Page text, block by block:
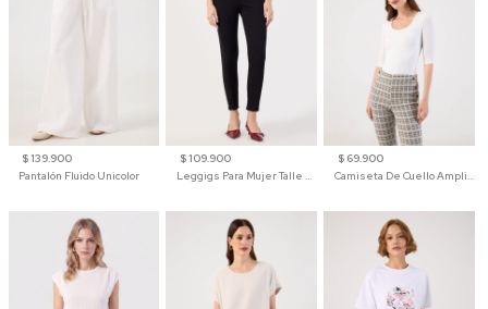
$ 139.900
Pantalón Fluido Unicolor
$ 109.900
$ 69.900